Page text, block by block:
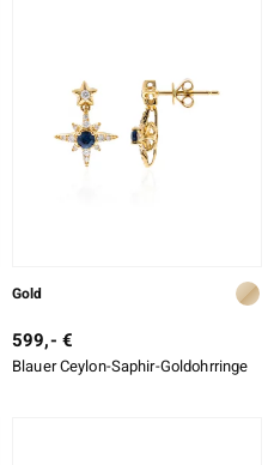
Gold
599,- €
Blauer Ceylon-Saphir-Goldohrringe